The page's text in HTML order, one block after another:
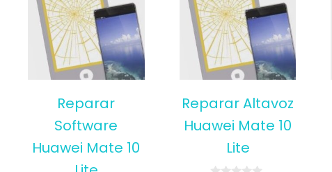
Reparar
Software
Huawei Mate 10
Reparar Altavoz
Huawei Mate 10
Lite